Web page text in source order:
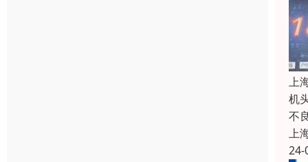
上
机
不
上
24-